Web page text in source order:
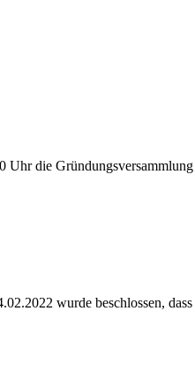
die
wurde beschlossen,